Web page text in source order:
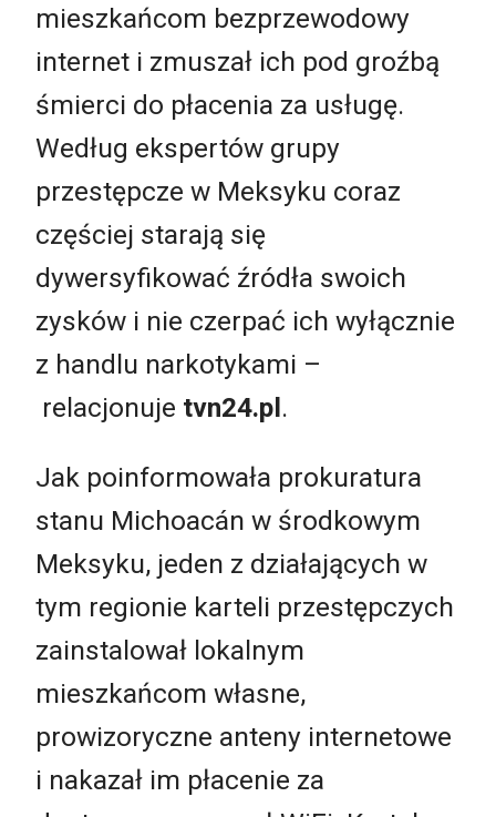
mieszkańcom bezprzewodowy
internet i zmuszał ich pod groźbą
śmierci do płacenia za usługę.
Według ekspertów grupy
przestępcze w Meksyku coraz
częściej starają się
dywersyfikować źródła swoich
zysków i nie czerpać ich wyłącznie
z handlu narkotykami –
relacjonuje tvn24.pl.
Jak poinformowała prokuratura
stanu Michoacán w środkowym
Meksyku, jeden z działających w
tym regionie karteli przestępczych
zainstalował lokalnym
mieszkańcom własne,
prowizoryczne anteny internetowe
i nakazał im płacenie za